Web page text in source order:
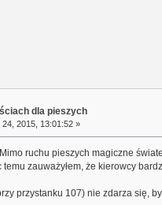
dla pieszych
2015, 13:01:52 »
ruchu pieszych magiczne
zauważyłem, że kierowcy
przystanku 107) nie zdarza się,